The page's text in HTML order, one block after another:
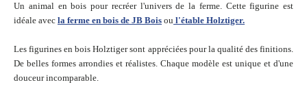
Un animal en bois pour recréer l'univers de la ferme. Cette figurine est
idéale avec la ferme en bois de JB Bois ou l'étable Holztiger.
Les figurines en bois Holztiger sont appréciées pour la qualité des finitions.
De belles formes arrondies et réalistes. Chaque modèle est unique et d'une
douceur incomparable.